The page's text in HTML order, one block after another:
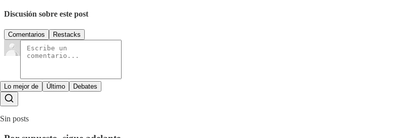
Discusión sobre este post
Comentarios Restacks
Lo mejor de Último Debates
Sin posts